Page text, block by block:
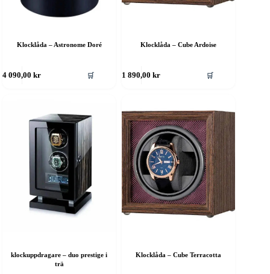
Klocklåda – Astronome Doré
4 090,00kr 🛒
Klocklåda – Cube Ardoise
1 890,00kr 🛒
klockuppdragare – duo prestige i
trä
Klocklåda – Cube Terracotta